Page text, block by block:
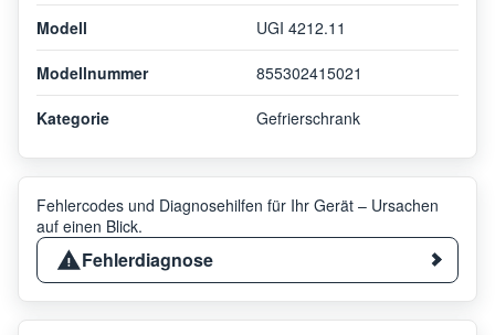
Modell UGI 4212.11
Modellnummer 855302415021
Kategorie Gefrierschrank
Fehlercodes und Diagnosehilfen für Ihr Gerät – Ursachen
auf einen Blick.
Fehlerdiagnose